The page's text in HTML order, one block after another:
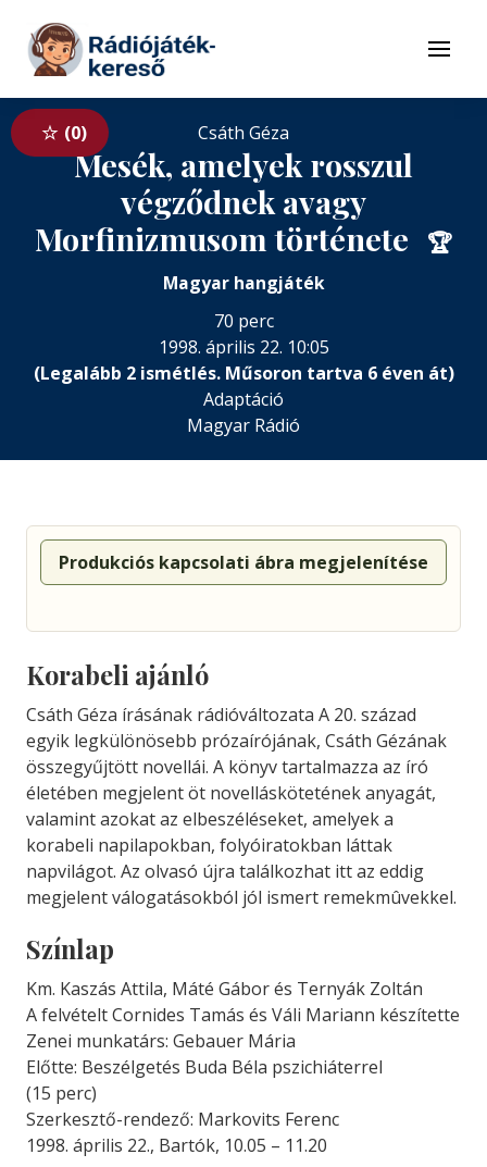
Tovább a tartalomhoz
Menü
0 Csáth Géza
Mesék, amelyek rosszul
végződnek avagy
Morfinizmusom története
🏆
Magyar hangjáték
70 perc
1998. április 22. 10:05
(Legalább 2 ismétlés. Műsoron tartva 6 éven át)
Adaptáció
Magyar Rádió
Produkciós kapcsolati ábra megjelenítése
Korabeli ajánló
Csáth Géza írásának rádióváltozata A 20. század
egyik legkülönösebb prózaírójának, Csáth Gézának
összegyűjtött novellái. A könyv tartalmazza az író
életében megjelent öt novelláskötetének anyagát,
valamint azokat az elbeszéléseket, amelyek a
korabeli napilapokban, folyóiratokban láttak
napvilágot. Az olvasó újra találkozhat itt az eddig
megjelent válogatásokból jól ismert remekmûvekkel.
Színlap
Km. Kaszás Attila, Máté Gábor és Ternyák Zoltán
A felvételt Cornides Tamás és Váli Mariann készítette
Zenei munkatárs: Gebauer Mária
Előtte: Beszélgetés Buda Béla pszichiáterrel
(15 perc)
Szerkesztő-rendező: Markovits Ferenc
1998. április 22., Bartók, 10.05 – 11.20